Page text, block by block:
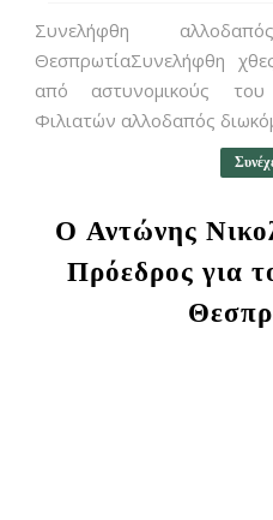
Συνελήφθη
ΘεσπρωτίαΣυνελήφθη
από αστυνομικούς του
Φιλιατών αλλοδαπός
Ο Αντώνης
Πρόεδρος για